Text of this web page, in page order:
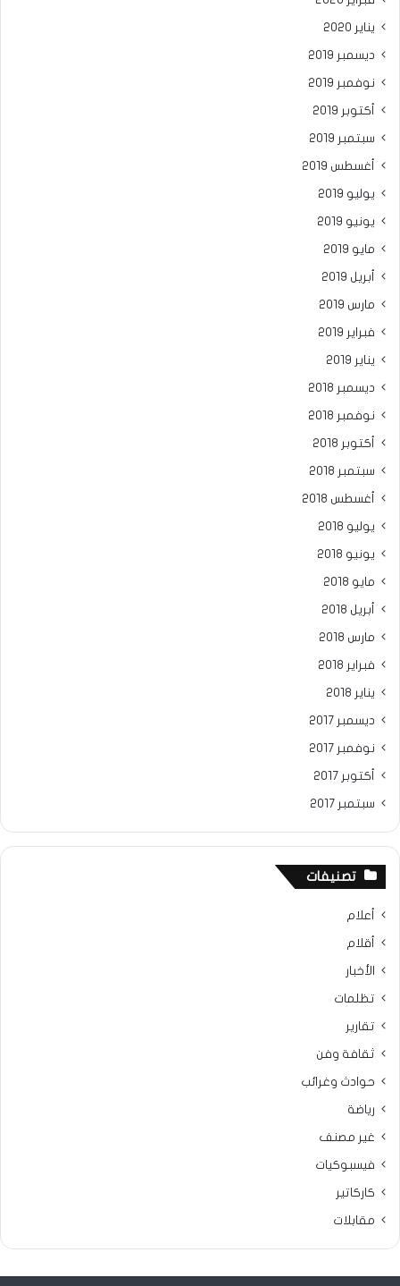
يناير 2020
ديسمبر 2019
نوفمبر 2019
أكتوبر 2019
سبتمبر 2019
أغسطس 2019
يوليو 2019
يونيو 2019
مايو 2019
أبريل 2019
مارس 2019
فبراير 2019
يناير 2019
ديسمبر 2018
نوفمبر 2018
أكتوبر 2018
سبتمبر 2018
أغسطس 2018
يوليو 2018
يونيو 2018
مايو 2018
أبريل 2018
مارس 2018
فبراير 2018
يناير 2018
ديسمبر 2017
نوفمبر 2017
أكتوبر 2017
سبتمبر 2017
تصنيفات
أعلام
أقلام
الأخبار
تظلمات
تقارير
ثقافة وفن
حوادث وغرائب
رياضة
غير مصنف
فيسبوكيات
كاركاتير
مقابلات